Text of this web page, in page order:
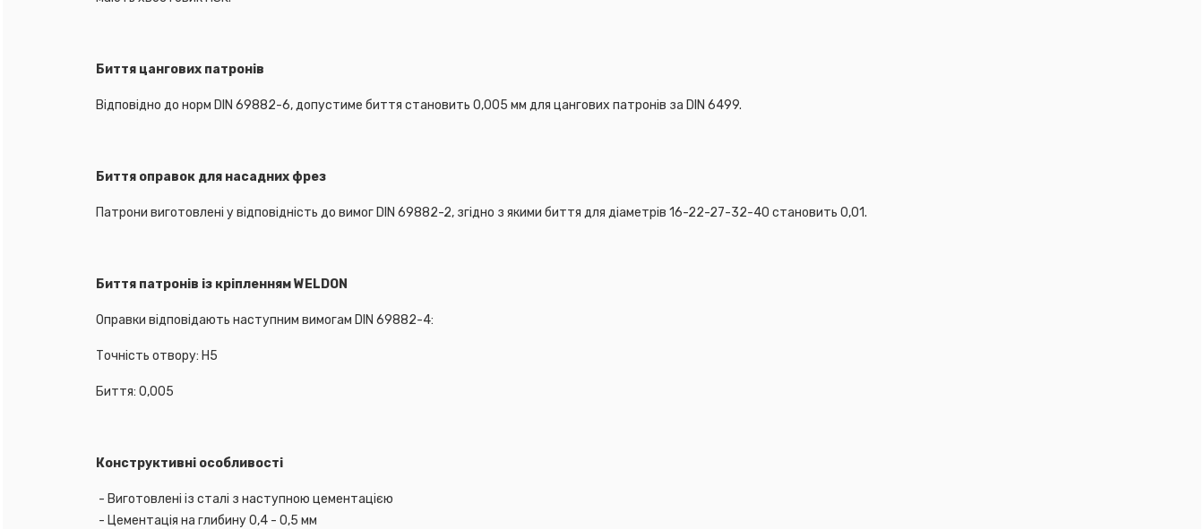
Биття цангових патронів
Відповідно до норм DIN 69882-6, допустиме биття становить 0,005 мм для цангових патронів за DIN 6499.
Биття оправок для насадних фрез
Патрони виготовлені у відповідність до вимог DIN 69882-2, згідно з якими биття для діаметрів 16-22-27-32-40 становить 0,01.
Биття патронів із кріпленням WELDON
Оправки відповідають наступним вимогам DIN 69882-4:
Точність отвору: H5
Биття: 0,005
Конструктивні особливості
- Виготовлені із сталі з наступною цементацією
- Цементація на глибину 0,4 - 0,5 мм